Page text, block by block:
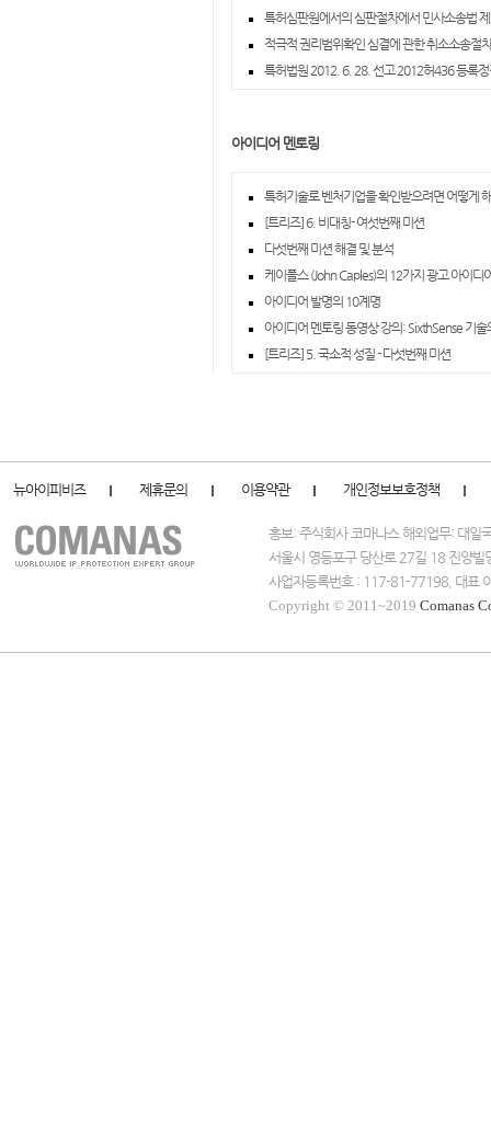
특허심판원에서의 심판절차에서 민사소송법
적극적 권리범위확인 심결에 관한 취소소송절
특허법원 2012. 6. 28. 선고 2012허436 등록정
아이디어 멘토링
특허기술로 벤처기업을 확인받으려면 어떻게
[트리즈] 6. 비대칭- 여섯번째 미션
다섯번째 미션 해결 및 분석
케이플스 (John Caples)의 12가지 광고 아이디
아이디어 발명의 10계명
아이디어 멘토링 동영상 강의: SixthSense 기술
[트리즈] 5. 국소적 성질 - 다섯번째 미션
뉴아이피비즈 제휴문의 이용약관 개인정보보호정책
홍보: 주식회사 코마나스 해외업무: 대일
서울시 영등포구 당산로 27길 18 진양빌
사업자등록번호 : 117-81-77198, 대표
Copyright © 2011~2019 Comanas